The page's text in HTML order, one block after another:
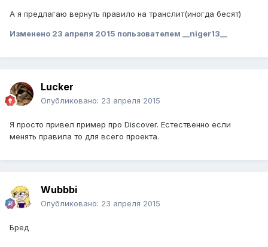
А я предлагаю вернуть правило на транслит(иногда бесят)
Изменено 23 апреля 2015 пользователем __niger13__
Lucker
Опубликовано: 23 апреля 2015
Я просто привел пример про Discover. Естественно если
менять правила то для всего проекта.
Wubbbi
Опубликовано: 23 апреля 2015
Бред